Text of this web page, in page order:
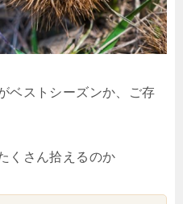
ベストシーズンか、ご存
くさん拾えるのか